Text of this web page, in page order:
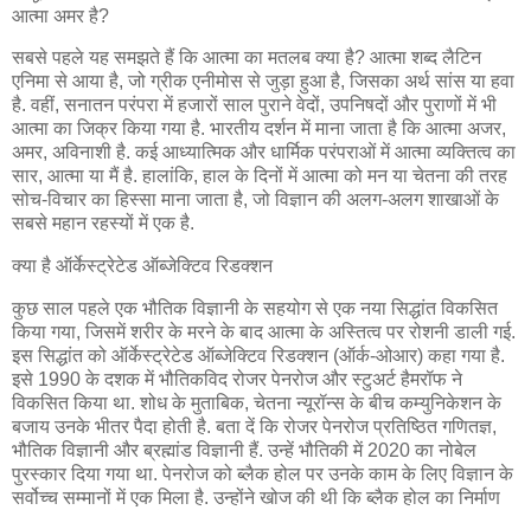
आत्‍मा अमर है?
सबसे पहले यह समझते हैं कि आत्मा का मतलब क्या है? आत्मा शब्द लैटिन
एनिमा से आया है, जो ग्रीक एनीमोस से जुड़ा हुआ है, जिसका अर्थ सांस या हवा
है. वहीं, सनातन परंपरा में हजारों साल पुराने वेदों, उपनिषदों और पुराणों में भी
आत्‍मा का जिक्र किया गया है. भारतीय दर्शन में माना जाता है कि आत्‍मा अजर,
अमर, अविनाशी है. कई आध्यात्मिक और धार्मिक परंपराओं में आत्मा व्यक्तित्व का
सार, आत्मा या मैं है. हालांकि, हाल के दिनों में आत्मा को मन या चेतना की तरह
सोच-विचार का हिस्सा माना जाता है, जो विज्ञान की अलग-अलग शाखाओं के
सबसे महान रहस्यों में एक है.
क्‍या है ऑर्केस्ट्रेटेड ऑब्जेक्टिव रिडक्शन
कुछ साल पहले एक भौतिक विज्ञानी के सहयोग से एक नया सिद्धांत विकसित
किया गया, जिसमें शरीर के मरने के बाद आत्‍मा के अस्तित्‍व पर रोशनी डाली गई.
इस सिद्धांत को ऑर्केस्ट्रेटेड ऑब्जेक्टिव रिडक्शन (ऑर्क-ओआर) कहा गया है.
इसे 1990 के दशक में भौतिकविद रोजर पेनरोज और स्टुअर्ट हैमरॉफ ने
विकसित किया था. शोध के मुताबिक, चेतना न्यूरॉन्स के बीच कम्‍युनिकेशन के
बजाय उनके भीतर पैदा होती है. बता दें कि रोजर पेनरोज प्रतिष्ठित गणितज्ञ,
भौतिक विज्ञानी और ब्रह्मांड विज्ञानी हैं. उन्‍हें भौतिकी में 2020 का नोबेल
पुरस्कार दिया गया था. पेनरोज को ब्लैक होल पर उनके काम के लिए विज्ञान के
सर्वोच्च सम्मानों में एक मिला है. उन्‍होंने खोज की थी कि ब्लैक होल का निर्माण